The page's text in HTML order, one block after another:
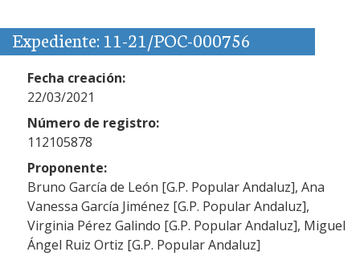
Expediente: 11-21/POC-000756
Fecha creación:
22/03/2021
Número de registro:
112105878
Proponente:
Bruno García de León [G.P. Popular Andaluz], Ana
Vanessa García Jiménez [G.P. Popular Andaluz],
Virginia Pérez Galindo [G.P. Popular Andaluz], Miguel
Ángel Ruiz Ortiz [G.P. Popular Andaluz]